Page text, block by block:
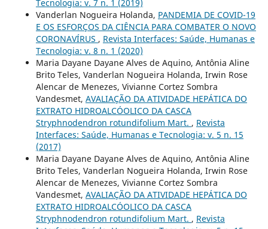
Tecnologia: v. 7 n. 1 (2019)
Vanderlan Nogueira Holanda, PANDEMIA DE COVID-19
E OS ESFORÇOS DA CIÊNCIA PARA COMBATER O NOVO
CORONAVÍRUS , Revista Interfaces: Saúde, Humanas e
Tecnologia: v. 8 n. 1 (2020)
Maria Dayane Dayane Alves de Aquino, Antônia Aline
Brito Teles, Vanderlan Nogueira Holanda, Irwin Rose
Alencar de Menezes, Vivianne Cortez Sombra
Vandesmet, AVALIAÇÃO DA ATIVIDADE HEPÁTICA DO
EXTRATO HIDROALCÓOLICO DA CASCA
Stryphnodendron rotundifolium Mart. , Revista
Interfaces: Saúde, Humanas e Tecnologia: v. 5 n. 15
(2017)
Maria Dayane Dayane Alves de Aquino, Antônia Aline
Brito Teles, Vanderlan Nogueira Holanda, Irwin Rose
Alencar de Menezes, Vivianne Cortez Sombra
Vandesmet, AVALIAÇÃO DA ATIVIDADE HEPÁTICA DO
EXTRATO HIDROALCÓOLICO DA CASCA
Stryphnodendron rotundifolium Mart. , Revista